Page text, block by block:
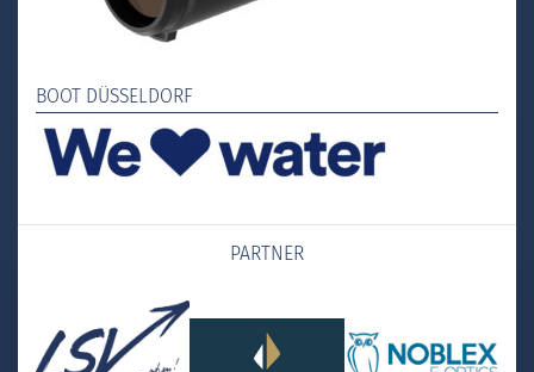
BOOT DÜSSELDORF
PARTNER